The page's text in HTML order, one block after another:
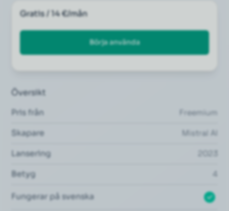
Gratis / 14 €/mån
Börja använda
Översikt
Pris från
Freemium
Skapare
Mistral AI
Lansering
Betyg
Fungerar på svenska